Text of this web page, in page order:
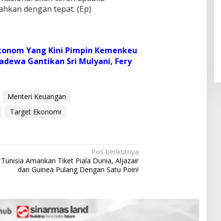
dengan tepat. (Ep)
Yang Kini Pimpin Kemenkeu
Gantikan Sri Mulyani, Fery
Menteri Keuangan
Target Ekonomi
Pos berikutnya
Tunisia Amankan Tiket Piala Dunia, Aljazair
dan Guinea Pulang Dengan Satu Poin!
Di Daerah, Nasional
09:13 WIB